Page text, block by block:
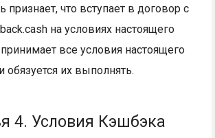
признает, что вступает в договор с
на условиях настоящего
все условия настоящего
обязуется их выполнять.
4. Условия Кэшбэка